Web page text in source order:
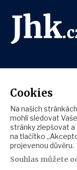
Cookies
Na našich
mohli sledovat
stránky zlepšovat
na tlačítko
projevenou důvěru.
Souhlas můžete